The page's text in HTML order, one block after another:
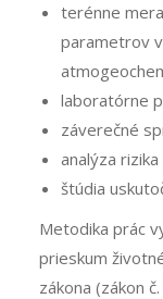
terénne
parametrov
laboratórne
záverečné
analýza
štúdia
Metodika prác
prieskum
zákona (zákon